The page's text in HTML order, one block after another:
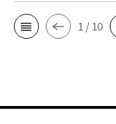
1 / 10